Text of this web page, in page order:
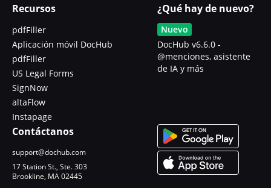
Recursos
pdfFiller
Aplicación móvil DocHub
pdfFiller
US Legal Forms
SignNow
altaFlow
Instapage
¿Qué hay de nuevo?
Nuevo
DocHub v6.6.0 -
@menciones, asistente
de IA y más
Contáctanos
support@dochub.com
17 Station St., Ste. 303
Brookline, MA 02445